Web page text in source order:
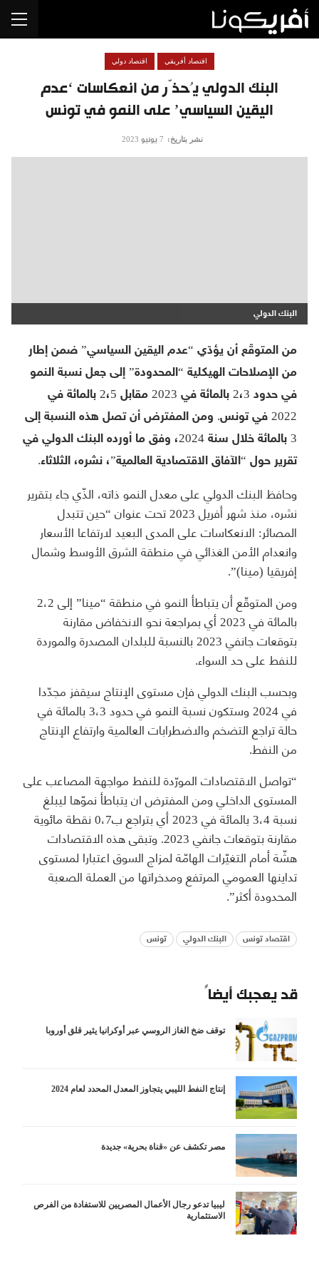
البنك الدولي يُحذّر من انعكاسات ‘عدم
اليقين السياسي’ على النمو في تونس
اقتصاد أفريقي اقتصاد دولي
نشر بتاريخ: 7 يونيو 2023
البنك الدولي
من المتوقّع أن يؤدّي “عدم اليقين السياسي” ضمن إطار
من الإصلاحات الهيكلية “المحدودة” إلى جعل نسبة النمو
في حدود 2،3 بالمائة في 2023 مقابل 2،5 بالمائة في
2022 في تونس. ومن المفترض أن تصل هذه النسبة إلى
3 بالمائة خلال سنة 2024، وفق ما أورده البنك الدولي في
تقرير حول “الآفاق الاقتصادية العالمية”، نشره، الثلاثاء.
وحافظ البنك الدولي على معدل النمو ذاته، الذّي جاء بتقرير
نشره، منذ شهر أفريل 2023 تحت عنوان “حين تتبدل
المصائر: الانعكاسات على المدى البعيد لارتفاعا الأسعار
وانعدام الأمن الغذائي في منطقة الشرق الأوسط وشمال
إفريقيا (مينا)”.
ومن المتوقّع أن يتباطأ النمو في منطقة “مينا” إلى 2،2
بالمائة في 2023 أي بمراجعة نحو الانخفاض مقارنة
بتوقعات جانفي 2023 بالنسبة للبلدان المصدرة والموردة
للنفط على حد السواء.
وبحسب البنك الدولي فإن مستوى الإنتاج سيقفز مجدّدا
في 2024 وستكون نسبة النمو في حدود 3،3 بالمائة في
حالة تراجع التضخم والاضطرابات العالمية وارتفاع الإنتاج
من النفط.
“تواصل الاقتصادات المورّدة للنفط مواجهة المصاعب على
المستوى الداخلي ومن المفترض ان يتباطأ نموّها ليبلغ
نسبة 3،4 بالمائة في 2023 أي بتراجع ب0،7 نقطة مائوية
مقارنة بتوقعات جانفي 2023. وتبقى هذه الاقتصادات
هشّة أمام التغيّرات الهامّة لمزاج السوق اعتبارا لمستوى
تداينها العمومي المرتفع ومدخراتها من العملة الصعبة
المحدودة أكثر”.
اقتصاد تونس البنك الدولي تونس
قد يعجبك أيضاً
توقف ضخ الغاز الروسي عبر أوكرانيا يثير قلق أوروبا
إنتاج النفط الليبي يتجاوز المعدل المحدد لعام 2024
مصر تكشف عن «قناة بحرية» جديدة
ليبيا تدعو رجال الأعمال المصريين للاستفادة من الفرص
الاستثمارية